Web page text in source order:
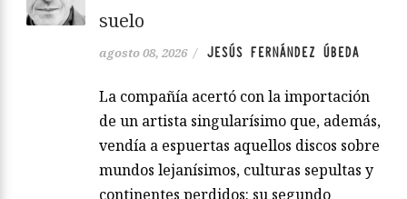
suelo
agosto 08, 2026 / JESÚS FERNÁNDEZ ÚBEDA
La compañía acertó con la importación
de un artista singularísimo que, además,
vendía a espuertas aquellos discos sobre
mundos lejanísimos, culturas sepultas y
continentes perdidos: su segundo